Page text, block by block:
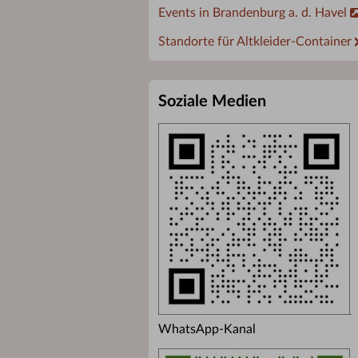
Events in Brandenburg a. d. Havel
Standorte für Altkleider-Container
Soziale Medien
WhatsApp-Kanal